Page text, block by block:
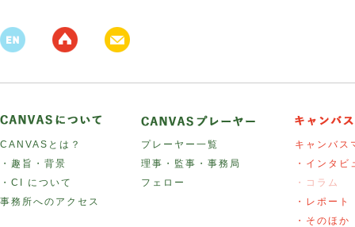
CANVASとは？
・趣旨・背景
・CI について
事務所へのアクセス
プレーヤー一覧
理事・監事・事務局
フェロー
キャンバス
・インタビ
・コラム
・レポート
・そのほか